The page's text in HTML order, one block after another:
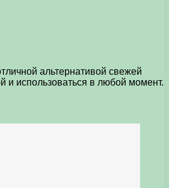
альтернативой свежей
и использоваться в любой момент.